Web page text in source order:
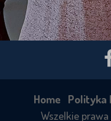
Home Polityka
Wszelkie